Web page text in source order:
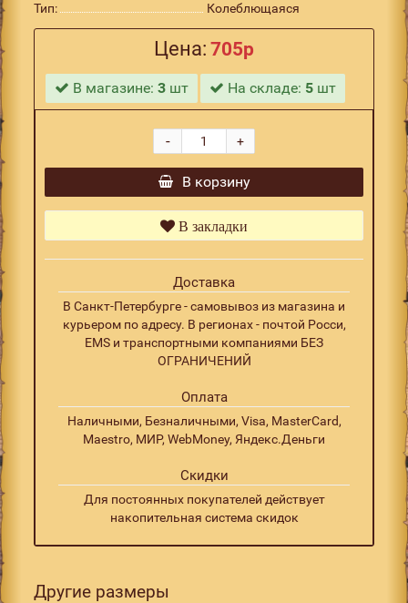
Тип:
Колеблющаяся
Цена: 705р
В магазине:3 шт На складе: 5 шт
+
-
В корзину
В закладки
Доставка
В Санкт-Петербурге - самовывоз из магазина и
курьером по адресу. В регионах - почтой Росси,
EMS и транспортными компаниями БЕЗ
ОГРАНИЧЕНИЙ
Оплата
Наличными, Безналичными, Visa, MasterCard,
Maestro, МИР, WebMoney, Яндекс.Деньги
Скидки
Для постоянных покупателей действует
накопительная система скидок
Другие размеры